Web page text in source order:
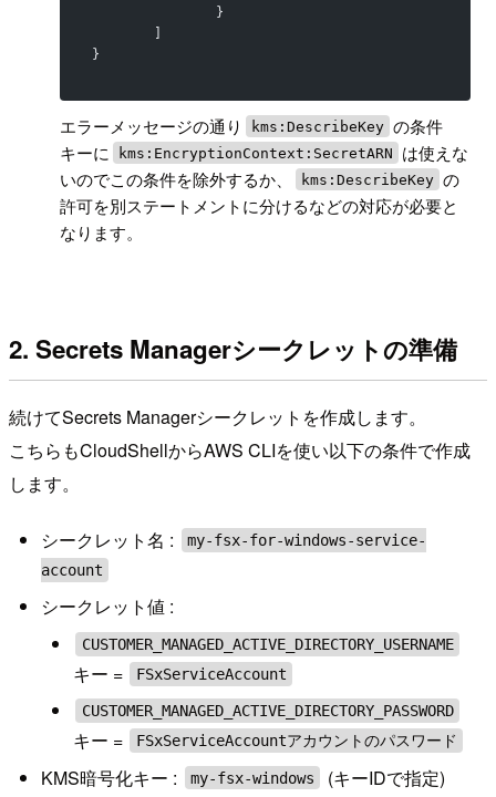
		}
	]
}
エラーメッセージの通り kms:DescribeKey の条件
キーに
kms:EncryptionContext:SecretARN
は使えな
いのでこの条件を除外するか、
kms:DescribeKey の
許可を別ステートメントに分けるなどの対応が必要と
なります。
2. Secrets Managerシークレットの準備
続けてSecrets Managerシークレットを作成します。
こちらもCloudShellからAWS CLIを使い以下の条件で作成
します。
シークレット名 :
my-fsx-for-windows-service-
account
シークレット値 :
CUSTOMER_MANAGED_ACTIVE_DIRECTORY_USERNAME
キー = FSxServiceAccount
CUSTOMER_MANAGED_ACTIVE_DIRECTORY_PASSWORD
キー = FSxServiceAccountアカウントのパスワード
KMS暗号化キー : my-fsx-windows (キーIDで指定)